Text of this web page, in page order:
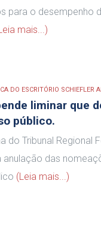
para o desempenho
mais...)
DO ESCRITÓRIO SCHIEFLER
liminar que
público.
do Tribunal
anulação das
(Leia mais...)